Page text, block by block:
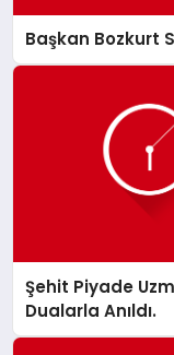
Başkan Bozkurt
Şehit Piyade
Dualarla Anıldı.